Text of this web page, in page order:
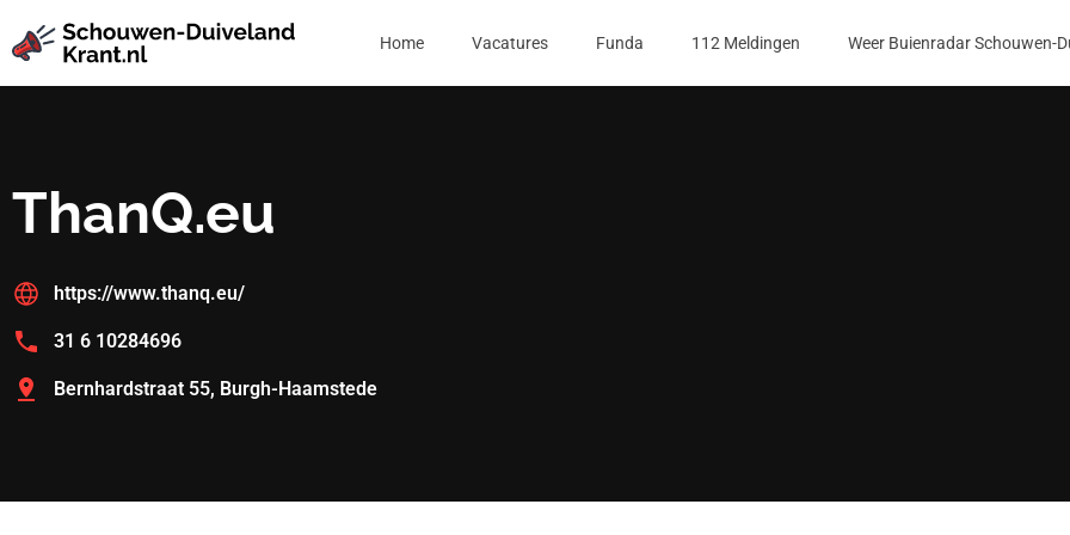
Home Vacatures Funda 112 Meldingen Weer Buienradar Schouwen-
ThanQ.eu
https://www.thanq.eu/
31 6 10284696
Bernhardstraat 55, Burgh-Haamstede